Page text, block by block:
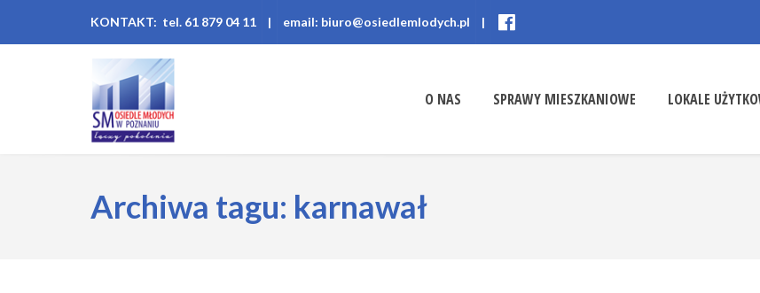
KONTAKT: tel. 61 879 04 11 | email: biuro@osiedlemlodych.pl |
O NAS SPRAWY MIESZKANIOWE LOKALE
Archiwa tagu: karnawał